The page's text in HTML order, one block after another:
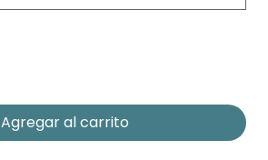
Agregar al carrito